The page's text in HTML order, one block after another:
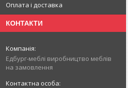
Оплата і доставка
КОНТАКТИ
Едбург-меблі виробництво меблів
на замовлення